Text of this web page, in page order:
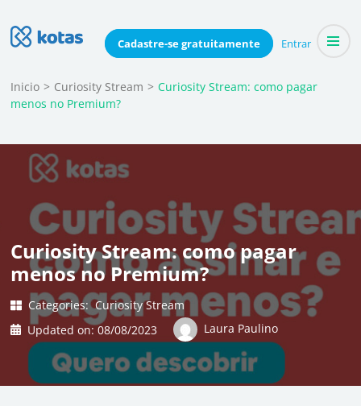
Cadastre-segratuitamente Entrar
to
(Press
Enter)
Blog do Kotas
Dicas e conteúdo relevante para economizar coletivamente
Inicio > Curiosity Stream > Curiosity Stream: como pagar
menos no Premium?
Curiosity Stream: como pagar
menos no Premium?
Categories: Curiosity Stream
Updated on:08/08/2023 Laura Paulino